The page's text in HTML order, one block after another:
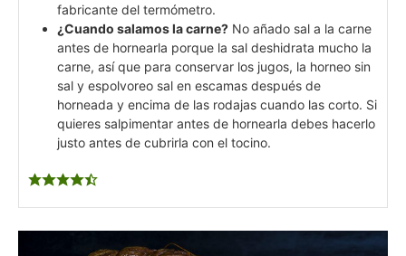
fabricante del termómetro.
¿Cuando salamos la carne? No añado sal a la carne
antes de hornearla porque la sal deshidrata mucho la
carne, así que para conservar los jugos, la horneo sin
sal y espolvoreo sal en escamas después de
horneada y encima de las rodajas cuando las corto. Si
quieres salpimentar antes de hornearla debes hacerlo
justo antes de cubrirla con el tocino.